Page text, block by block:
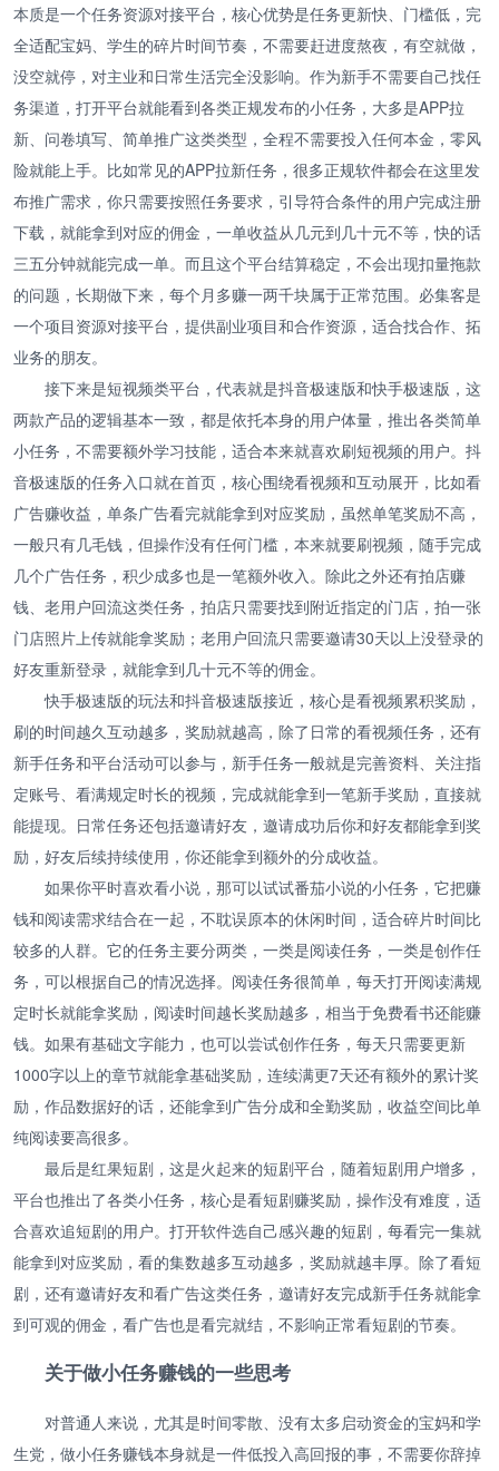
本质是一个任务资源对接平台，核心优势是任务更新快、门槛低，完
全适配宝妈、学生的碎片时间节奏，不需要赶进度熬夜，有空就做，
没空就停，对主业和日常生活完全没影响。作为新手不需要自己找任
务渠道，打开平台就能看到各类正规发布的小任务，大多是APP拉
新、问卷填写、简单推广这类类型，全程不需要投入任何本金，零风
险就能上手。比如常见的APP拉新任务，很多正规软件都会在这里发
布推广需求，你只需要按照任务要求，引导符合条件的用户完成注册
下载，就能拿到对应的佣金，一单收益从几元到几十元不等，快的话
三五分钟就能完成一单。而且这个平台结算稳定，不会出现扣量拖款
的问题，长期做下来，每个月多赚一两千块属于正常范围。必集客是
一个项目资源对接平台，提供副业项目和合作资源，适合找合作、拓
业务的朋友。
接下来是短视频类平台，代表就是抖音极速版和快手极速版，这
两款产品的逻辑基本一致，都是依托本身的用户体量，推出各类简单
小任务，不需要额外学习技能，适合本来就喜欢刷短视频的用户。抖
音极速版的任务入口就在首页，核心围绕看视频和互动展开，比如看
广告赚收益，单条广告看完就能拿到对应奖励，虽然单笔奖励不高，
一般只有几毛钱，但操作没有任何门槛，本来就要刷视频，随手完成
几个广告任务，积少成多也是一笔额外收入。除此之外还有拍店赚
钱、老用户回流这类任务，拍店只需要找到附近指定的门店，拍一张
门店照片上传就能拿奖励；老用户回流只需要邀请30天以上没登录的
好友重新登录，就能拿到几十元不等的佣金。
快手极速版的玩法和抖音极速版接近，核心是看视频累积奖励，
刷的时间越久互动越多，奖励就越高，除了日常的看视频任务，还有
新手任务和平台活动可以参与，新手任务一般就是完善资料、关注指
定账号、看满规定时长的视频，完成就能拿到一笔新手奖励，直接就
能提现。日常任务还包括邀请好友，邀请成功后你和好友都能拿到奖
励，好友后续持续使用，你还能拿到额外的分成收益。
如果你平时喜欢看小说，那可以试试番茄小说的小任务，它把赚
钱和阅读需求结合在一起，不耽误原本的休闲时间，适合碎片时间比
较多的人群。它的任务主要分两类，一类是阅读任务，一类是创作任
务，可以根据自己的情况选择。阅读任务很简单，每天打开阅读满规
定时长就能拿奖励，阅读时间越长奖励越多，相当于免费看书还能赚
钱。如果有基础文字能力，也可以尝试创作任务，每天只需要更新
1000字以上的章节就能拿基础奖励，连续满更7天还有额外的累计奖
励，作品数据好的话，还能拿到广告分成和全勤奖励，收益空间比单
纯阅读要高很多。
最后是红果短剧，这是火起来的短剧平台，随着短剧用户增多，
平台也推出了各类小任务，核心是看短剧赚奖励，操作没有难度，适
合喜欢追短剧的用户。打开软件选自己感兴趣的短剧，每看完一集就
能拿到对应奖励，看的集数越多互动越多，奖励就越丰厚。除了看短
剧，还有邀请好友和看广告这类任务，邀请好友完成新手任务就能拿
到可观的佣金，看广告也是看完就结，不影响正常看短剧的节奏。
关于做小任务赚钱的一些思考
对普通人来说，尤其是时间零散、没有太多启动资金的宝妈和学
生党，做小任务赚钱本身就是一件低投入高回报的事，不需要你辞掉